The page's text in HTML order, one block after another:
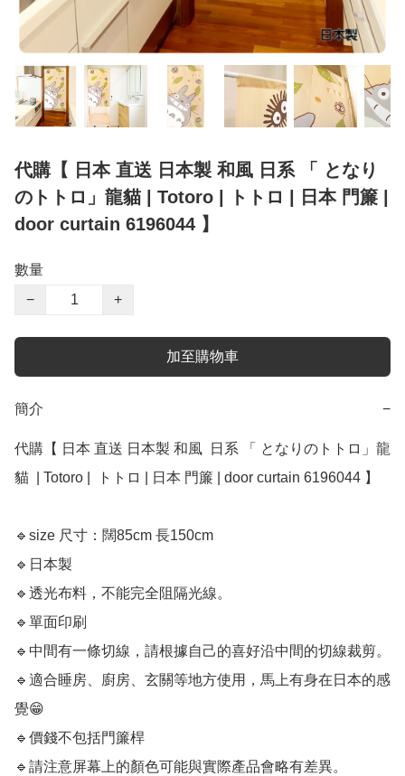
代購【 日本 直送 日本製 和風 日系 「 となり
のトトロ」龍貓 | Totoro | トトロ | 日本 門簾 |
door curtain 6196044 】
數量
−
+
加至購物車
簡介 −
代購【 日本 直送 日本製 和風  日系 「 となりのトトロ」龍
貓  | Totoro |  トトロ | 日本 門簾 | door curtain 6196044 】
🔹size 尺寸：闊85cm 長150cm
🔹日本製
🔹透光布料，不能完全阻隔光線。
🔹單面印刷
🔹中間有一條切線，請根據自己的喜好沿中間的切線裁剪。
🔹適合睡房、廚房、玄關等地方使用，馬上有身在日本的感
覺😁
🔹價錢不包括門簾桿
🔹請注意屏幕上的顏色可能與實際產品會略有差異。